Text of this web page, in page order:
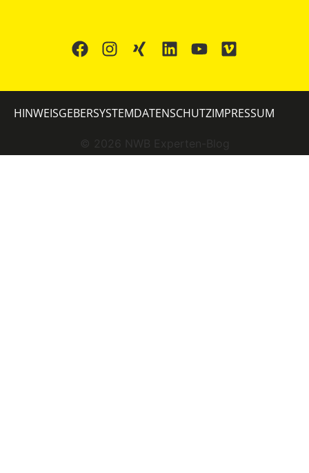
© 2026 NWB Experten-Blog
HINWEISGEBERSYSTEMDATENSCHUTZIMPRESSUM